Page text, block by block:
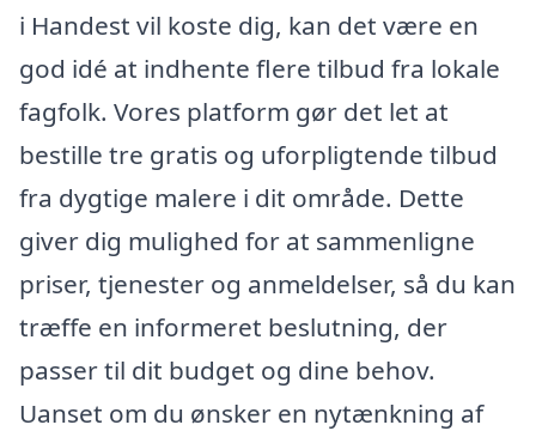
i Handest vil koste dig, kan det være en
god idé at indhente flere tilbud fra lokale
fagfolk. Vores platform gør det let at
bestille tre gratis og uforpligtende tilbud
fra dygtige malere i dit område. Dette
giver dig mulighed for at sammenligne
priser, tjenester og anmeldelser, så du kan
træffe en informeret beslutning, der
passer til dit budget og dine behov.
Uanset om du ønsker en nytænkning af